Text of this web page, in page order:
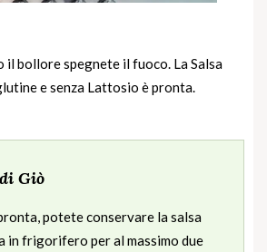
bollore spegnete il fuoco. La Salsa
e senza Lattosio è pronta.
Giò
potete conservare la salsa
in frigorifero per al massimo due